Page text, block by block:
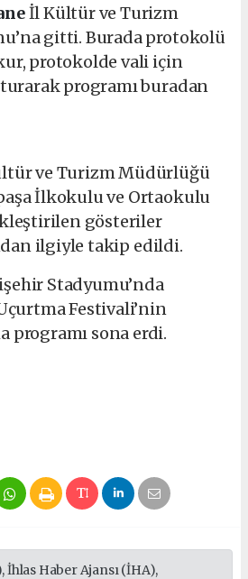
İl Kültür ve Turizm
gitti. Burada protokolü
protokolde vali için
programı buradan
ve Turizm Müdürlüğü
İlkokulu ve Ortaokulu
gösteriler
ilgiyle takip edildi.
Stadyumu’nda
Festivali’nin
programı sona erdi.
İhlas Haber Ajansı (İHA),